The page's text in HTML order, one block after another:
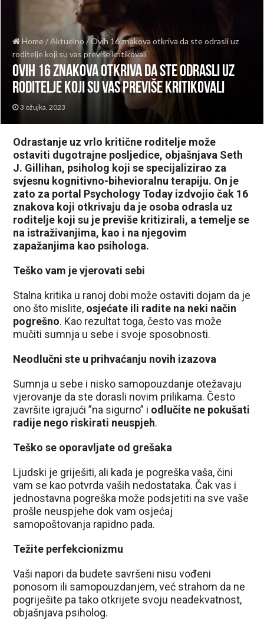
Home/Aktuelno / Ovih 16 znakova otkriva da ste odrasli uz
roditelje koji su vas previše kritikovali
Ovih 16 znakova otkriva da ste odrasli uz
roditelje koji su vas previše kritikovali
3 ožujka, 2023
Odrastanje uz vrlo kritične roditelje može
ostaviti dugotrajne posljedice, objašnjava Seth
J. Gillihan, psiholog koji se specijalizirao za
svjesnu kognitivno-bihevioralnu terapiju. On je
zato za portal Psychology Today izdvojio čak 16
znakova koji otkrivaju da je osoba odrasla uz
roditelje koji su je previše kritizirali, a temelje se
na istraživanjima, kao i na njegovim
zapažanjima kao psihologa.
Teško vam je vjerovati sebi
Stalna kritika u ranoj dobi može ostaviti dojam da je
ono što mislite, osjećate ili radite na neki način
pogrešno. Kao rezultat toga, često vas može
mučiti sumnja u sebe i svoje sposobnosti.
Neodlučni ste u prihvaćanju novih izazova
Sumnja u sebe i nisko samopouzdanje otežavaju
vjerovanje da ste dorasli novim prilikama. Često
završite igrajući ”na sigurno” i odlučite ne pokušati
radije nego riskirati neuspjeh.
Teško se oporavljate od grešaka
Ljudski je griješiti, ali kada je pogreška vaša, čini
vam se kao potvrda vaših nedostataka. Čak vas i
jednostavna pogreška može podsjetiti na sve vaše
prošle neuspjehe dok vam osjećaj
samopoštovanja rapidno pada.
Težite perfekcionizmu
Vaši napori da budete savršeni nisu vođeni
ponosom ili samopouzdanjem, već strahom da ne
pogriješite pa tako otkrijete svoju neadekvatnost,
objašnjava psiholog.